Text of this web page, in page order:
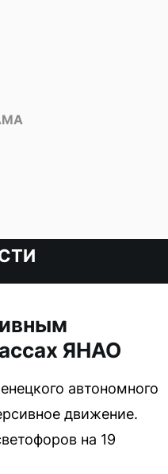
ЯНАО
автономного
движение.
на 19